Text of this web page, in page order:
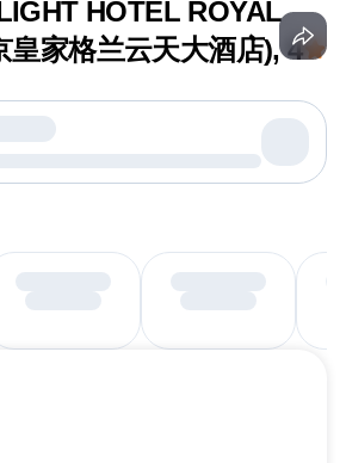
HOTEL ROYAL
皇家格兰云天大酒店), 4